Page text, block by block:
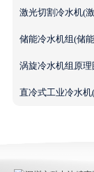
激光切割冷水机(
储能冷水机组(储
涡旋冷水机组原
直冷式工业冷水